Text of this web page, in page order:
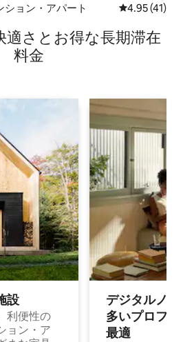
ョン・アパート レビュー41
4.95 (41)
適⁠さ⁠とお⁠得⁠な長⁠期⁠滞⁠在
料⁠金
設
利便性の
ョン・ア
デジタルノ
多⁠いプ⁠ロ⁠フ⁠
最⁠適